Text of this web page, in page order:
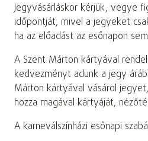
Jegyvásárláskor kérjük, vegye
időpontját, mivel a jegyeket
ha az előadást az esőnapon
A Szent Márton kártyával
kedvezményt adunk a jegy
Márton kártyával vásárol
hozza magával kártyáját,
A karneválszínházi esőnapi